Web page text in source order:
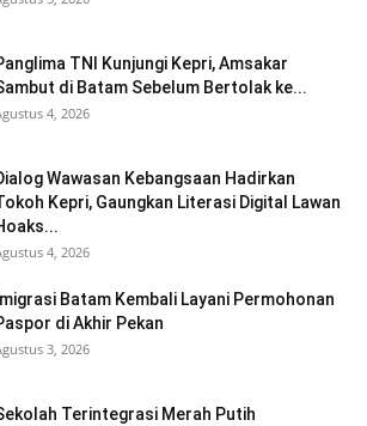
TNI Kunjungi Kepri, Amsakar
di Batam Sebelum Bertolak ke...
4, 2026
Wawasan Kebangsaan Hadirkan
Kepri, Gaungkan Literasi Digital Lawan
4, 2026
Imigrasi Batam Kembali Layani Permohonan
di Akhir Pekan
3, 2026
Terintegrasi Merah Putih